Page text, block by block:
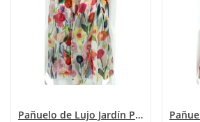
Pañuelo de Lujo Jardín Primaveral